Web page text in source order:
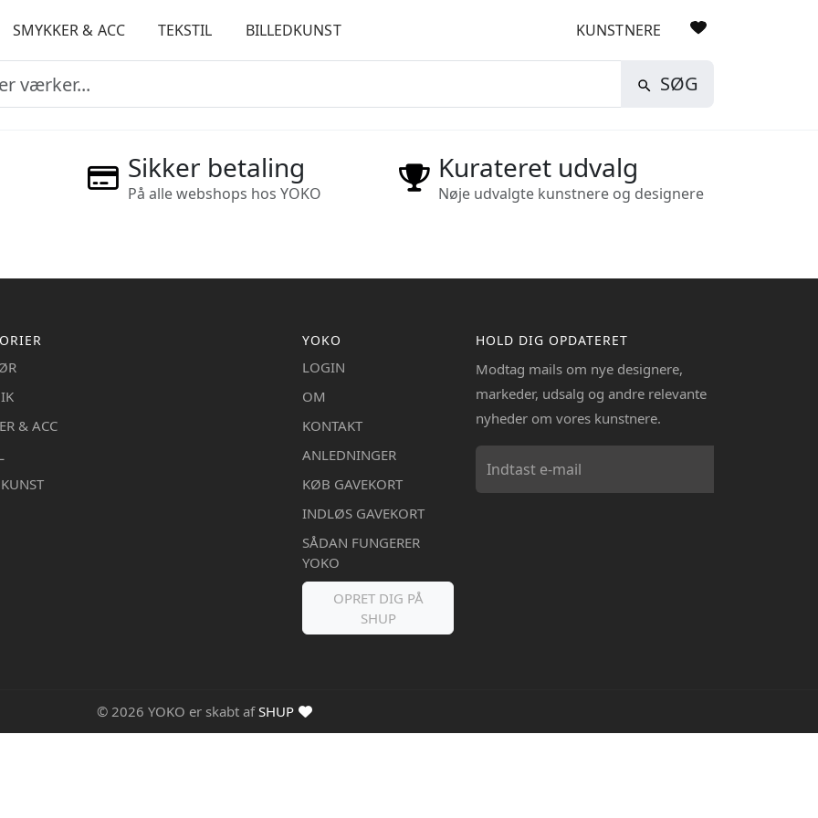
SMYKKER & ACC TEKSTIL BILLEDKUNST KUNSTNERE
SØG
Sikker betaling
På alle webshops hos YOKO
Kurateret udvalg
Nøje udvalgte kunstnere og designere
& ACC
YOKO
LOGIN
OM
KONTAKT
ANLEDNINGER
KØB GAVEKORT
INDLØS GAVEKORT
SÅDAN FUNGERER
YOKO
OPRET DIG PÅ
SHUP
HOLD DIG OPDATERET
Modtag mails om nye designere,
markeder, udsalg og andre relevante
nyheder om vores kunstnere.
© 2026 YOKO er skabt afSHUP